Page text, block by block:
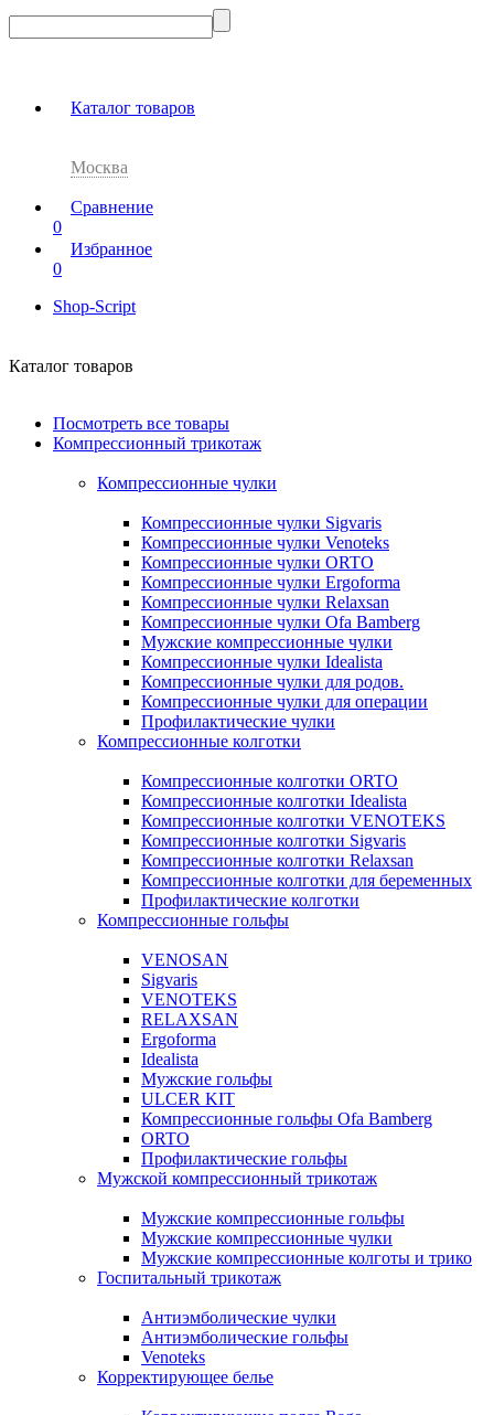
Каталог товаров
Москва
Сравнение
0
Избранное
0
Shop-Script
Каталог товаров
Посмотреть все товары
Компрессионный трикотаж
Компрессионные чулки
Компрессионные чулки Sigvaris
Компрессионные чулки Venoteks
Компрессионные чулки ORTO
Компрессионные чулки Ergoforma
Компрессионные чулки Relaxsan
Компрессионные чулки Ofa Bamberg
Мужские компрессионные чулки
Компрессионные чулки Idealista
Компрессионные чулки для родов.
Компрессионные чулки для операции
Профилактические чулки
Компрессионные колготки
Компрессионные колготки ORTO
Компрессионные колготки Idealista
Компрессионные колготки VENOTEKS
Компрессионные колготки Sigvaris
Компрессионные колготки Relaxsan
Компрессионные колготки для беременных
Профилактические колготки
Компрессионные гольфы
VENOSAN
Sigvaris
VENOTEKS
RELAXSAN
Ergoforma
Idealista
Мужские гольфы
ULCER KIT
Компрессионные гольфы Ofa Bamberg
ORTO
Профилактические гольфы
Мужской компрессионный трикотаж
Мужские компрессионные гольфы
Мужские компрессионные чулки
Мужские компрессионные колготы и трико
Госпитальный трикотаж
Антиэмболические чулки
Антиэмболические гольфы
Venoteks
Корректирующее белье